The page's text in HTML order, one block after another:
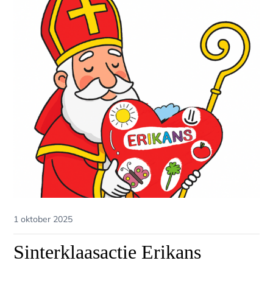
Posted
on
1 oktober 2025
Sinterklaasactie Erikans